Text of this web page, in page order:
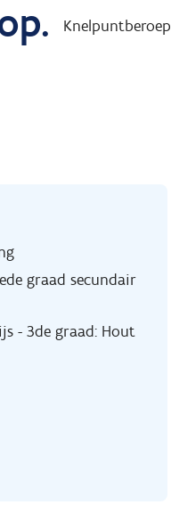
Knelpuntberoep
graad secundair
- 3de graad: Hout